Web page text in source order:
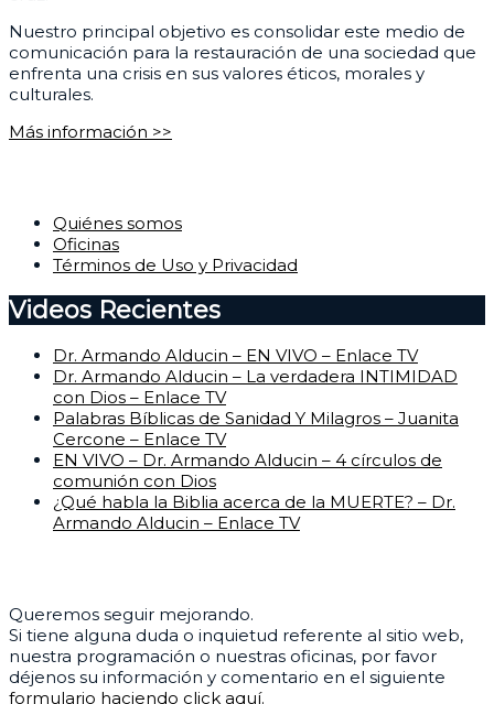
Nuestro principal objetivo es consolidar este medio de
comunicación para la restauración de una sociedad que
enfrenta una crisis en sus valores éticos, morales y
culturales.
Más información >>
Quiénes somos
Oficinas
Términos de Uso y Privacidad
Videos Recientes
Dr. Armando Alducin – EN VIVO – Enlace TV
Dr. Armando Alducin – La verdadera INTIMIDAD
con Dios – Enlace TV
Palabras Bíblicas de Sanidad Y Milagros – Juanita
Cercone – Enlace TV
EN VIVO – Dr. Armando Alducin – 4 círculos de
comunión con Dios
¿Qué habla la Biblia acerca de la MUERTE? – Dr.
Armando Alducin – Enlace TV
Queremos seguir mejorando.
Si tiene alguna duda o inquietud referente al sitio web,
nuestra programación o nuestras oficinas, por favor
déjenos su información y comentario en el siguiente
formulario haciendo click aquí.